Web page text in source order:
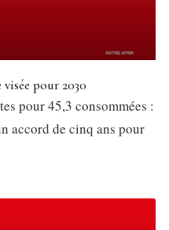
pour 2030
pour 45,3 consommées :
accord de cinq ans pour